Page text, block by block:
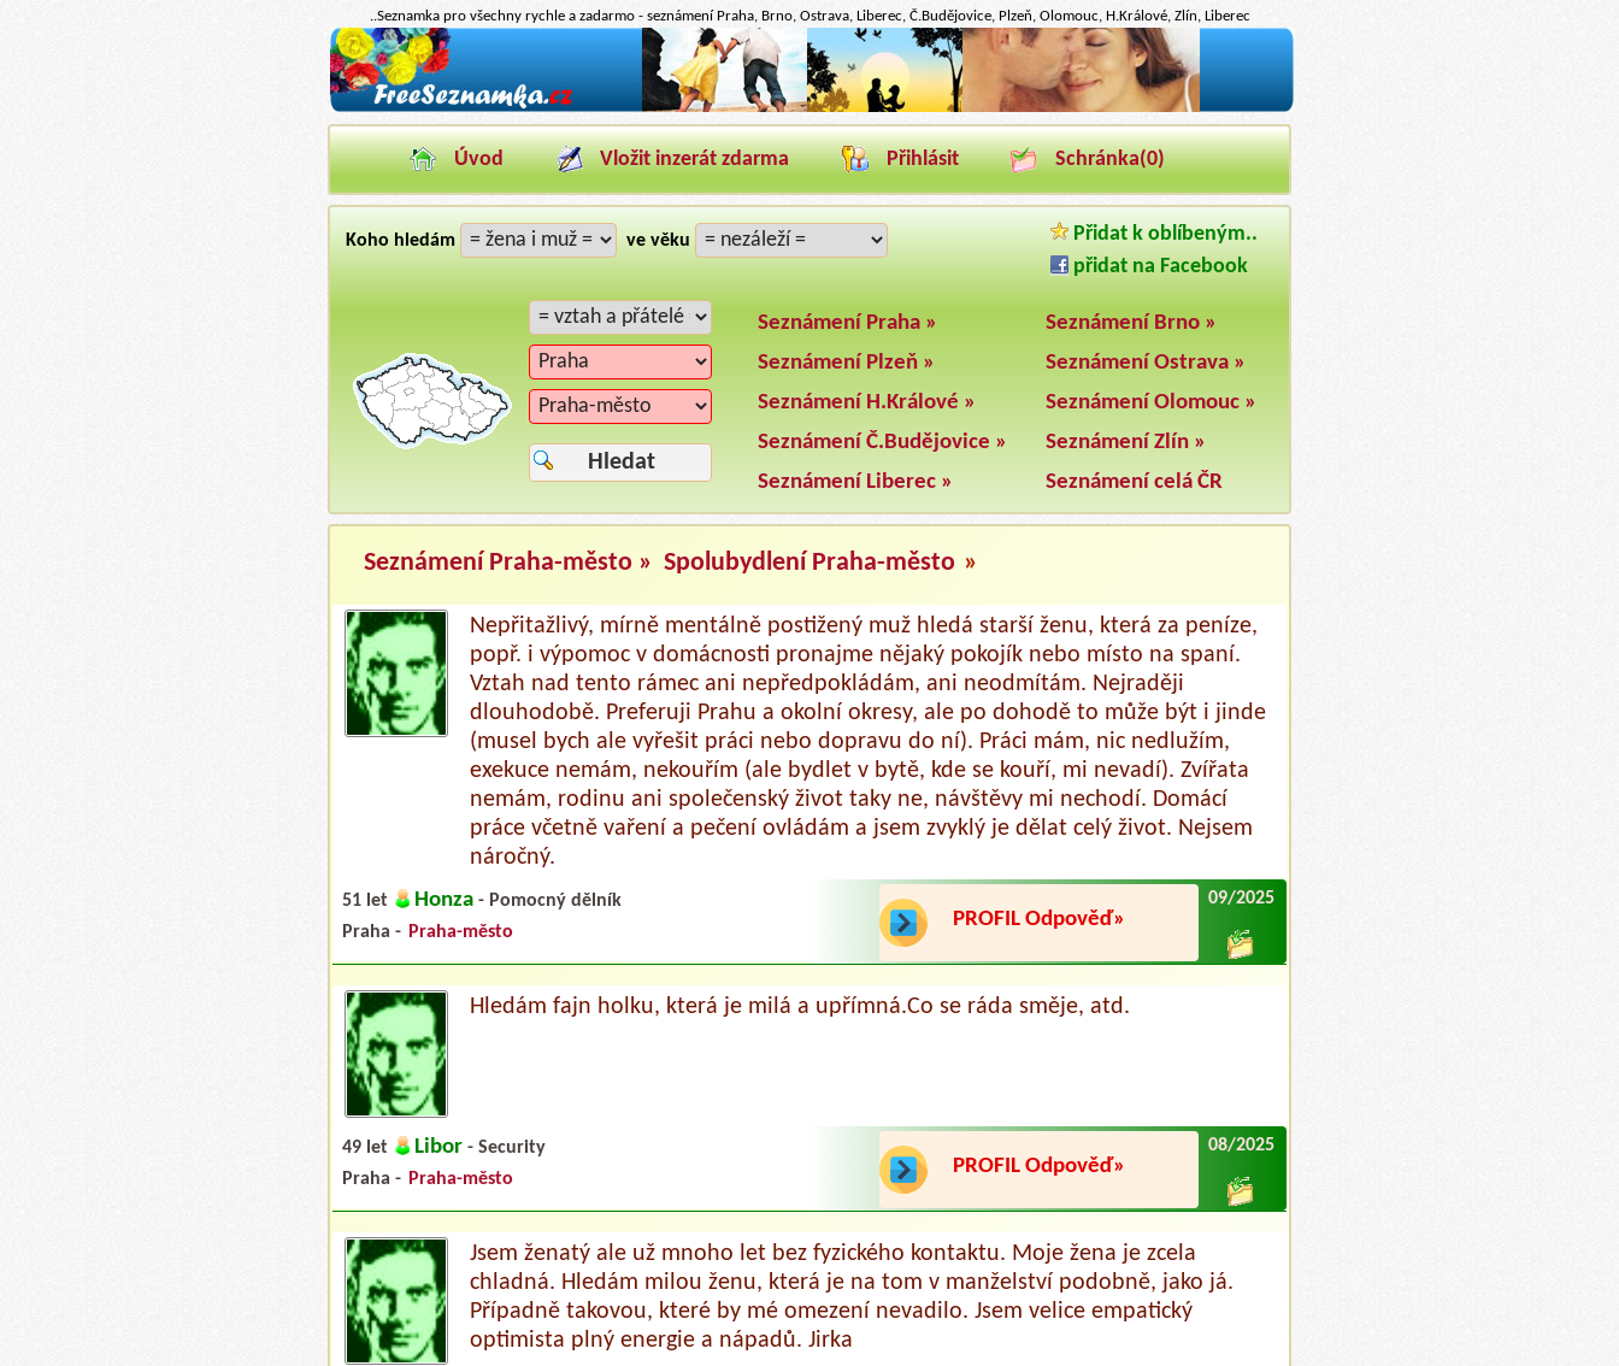
..Seznamka pro všechny rychle a zadarmo - seznámení Praha, Brno, Ostrava, Liberec, Č.Budějovice, Plzeň, Olomouc, H.Králové, Zlín, Liberec
Úvod Vložit inzerát zdarma Přihlásit Schránka(0)
Koho hledám ve věku
Přidat k oblíbeným..
přidat na Facebook
Hledat
Seznámení Praha »
Seznámení Plzeň »
Seznámení H.Králové »
Seznámení Č.Budějovice »
Seznámení Liberec »
Seznámení Brno »
Seznámení Ostrava »
Seznámení Olomouc »
Seznámení Zlín »
Seznámení celá ČR
Seznámení Praha-město » Spolubydlení Praha-město »
Nepřitažlivý, mírně mentálně postižený muž hledá starší ženu, která za peníze,
popř. i výpomoc v domácnosti pronajme nějaký pokojík nebo místo na spaní.
Vztah nad tento rámec ani nepředpokládám, ani neodmítám. Nejraději
dlouhodobě. Preferuji Prahu a okolní okresy, ale po dohodě to může být i jinde
(musel bych ale vyřešit práci nebo dopravu do ní). Práci mám, nic nedlužím,
exekuce nemám, nekouřím (ale bydlet v bytě, kde se kouří, mi nevadí). Zvířata
nemám, rodinu ani společenský život taky ne, návštěvy mi nechodí. Domácí
práce včetně vaření a pečení ovládám a jsem zvyklý je dělat celý život. Nejsem
náročný.
51 let Honza - Pomocný dělník
Praha - Praha-město
PROFIL Odpověď»
09/2025
Hledám fajn holku, která je milá a upřímná.Co se ráda směje, atd.
49 let Libor - Security
Praha - Praha-město
PROFIL Odpověď»
08/2025
Jsem ženatý ale už mnoho let bez fyzického kontaktu. Moje žena je zcela
chladná. Hledám milou ženu, která je na tom v manželství podobně, jako já.
Případně takovou, které by mé omezení nevadilo. Jsem velice empatický
optimista plný energie a nápadů. Jirka